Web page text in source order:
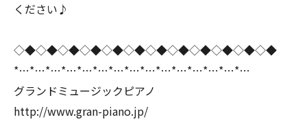
ください♪
◇◆◇◆◇◆◇◆◇◆◇◆◇◆◇◆◇◆◇◆◇◆◇◆
*…*…*…*…*…*…*…*…*…*…*…*…*…*…*…
グランドミュージックピアノ
http://www.gran-piano.jp/